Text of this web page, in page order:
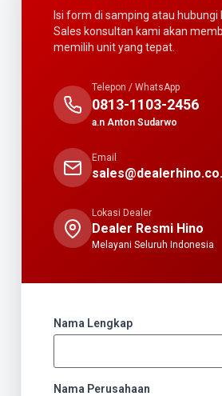
Isi form di samping atau hubungi
Sales konsultan kami akan
memilih unit yang tepat.
Telepon / WhatsApp
0813-1103-2456
a.n Anton Sudarwo
Email
Lokasi Dealer
Dealer Resmi Hino
Melayani Seluruh Indonesia
Nama Lengkap
Nama Perusahaan